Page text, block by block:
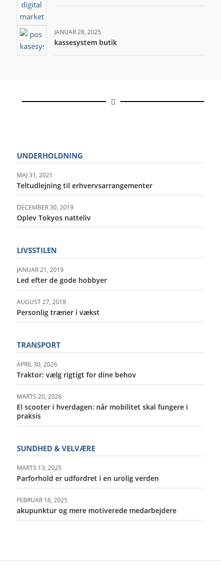
JANUAR 28, 2025
kassesystem butik
UNDERHOLDNING
MAJ 31, 2021
Teltudlejning til erhvervsarrangementer
DECEMBER 30, 2019
Oplev Tokyos natteliv
LIVSSTILEN
JANUAR 21, 2019
Led efter de gode hobbyer
AUGUST 27, 2018
Personlig træner i vækst
TRANSPORT
APRIL 30, 2026
Traktor: vælg rigtigt for dine behov
MARTS 20, 2026
El scooter i hverdagen: når mobilitet skal fungere i
praksis
SUNDHED & VELVÆRE
MARTS 13, 2025
Parforhold er udfordret i en urolig verden
FEBRUAR 16, 2025
akupunktur og mere motiverede medarbejdere